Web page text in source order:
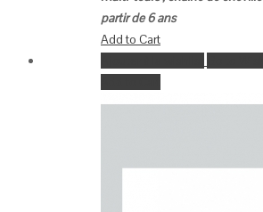
partir de 6 ans
Add to Cart